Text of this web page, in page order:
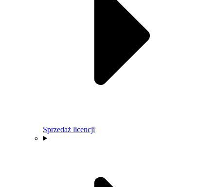
Sprzedaż licencji